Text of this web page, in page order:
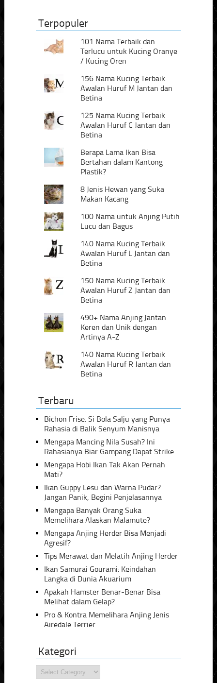
Terpopuler
101 Nama Terbaik dan
Terlucu untuk Kucing Oranye
/ Kucing Oren
156 Nama Kucing Terbaik
Awalan Huruf M Jantan dan
Betina
125 Nama Kucing Terbaik
Awalan Huruf C Jantan dan
Betina
Berapa Lama Ikan Bisa
Bertahan dalam Kantong
Plastik?
8 Jenis Hewan yang Suka
Makan Kacang
100 Nama untuk Anjing Putih
Lucu dan Bagus
140 Nama Kucing Terbaik
Awalan Huruf L Jantan dan
Betina
150 Nama Kucing Terbaik
Awalan Huruf Z Jantan dan
Betina
490+ Nama Anjing Jantan
Keren dan Unik dengan
Artinya A-Z
140 Nama Kucing Terbaik
Awalan Huruf R Jantan dan
Betina
Terbaru
Bichon Frise: Si Bola Salju yang Punya
Rahasia di Balik Senyum Manisnya
Mengapa Mancing Nila Susah? Ini
Rahasianya Biar Gampang Dapat Strike
Mengapa Hobi Ikan Tak Akan Pernah
Mati?
Ikan Guppy Lesu dan Warna Pudar?
Jangan Panik, Begini Penjelasannya
Mengapa Banyak Orang Suka
Memelihara Alaskan Malamute?
Mengapa Anjing Herder Bisa Menjadi
Agresif?
Tips Merawat dan Melatih Anjing Herder
Ikan Samurai Gourami: Keindahan
Langka di Dunia Akuarium
Apakah Hamster Benar-Benar Bisa
Melihat dalam Gelap?
Pro & Kontra Memelihara Anjing Jenis
Airedale Terrier
Kategori
Kategori